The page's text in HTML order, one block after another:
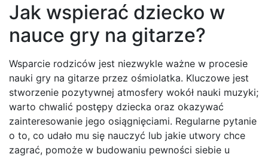
Jak wspierać dziecko w
nauce gry na gitarze?
Wsparcie rodziców jest niezwykle ważne w procesie
nauki gry na gitarze przez ośmiolatka. Kluczowe jest
stworzenie pozytywnej atmosfery wokół nauki muzyki;
warto chwalić postępy dziecka oraz okazywać
zainteresowanie jego osiągnięciami. Regularne pytanie
o to, co udało mu się nauczyć lub jakie utwory chce
zagrać, pomoże w budowaniu pewności siebie u